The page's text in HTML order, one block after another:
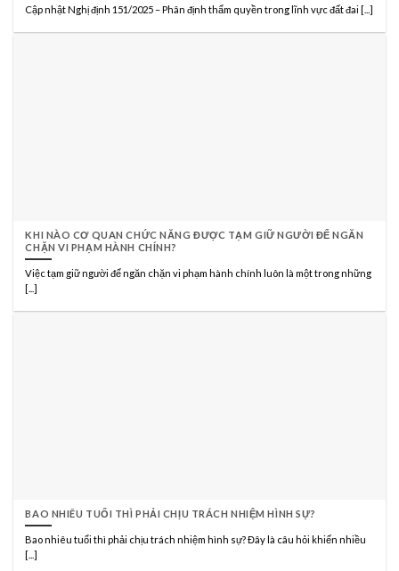
Cập nhật Nghị định 151/2025 – Phân định thẩm quyền trong lĩnh vực đất đai [...]
KHI NÀO CƠ QUAN CHỨC NĂNG ĐƯỢC TẠM GIỮ NGƯỜI ĐỂ NGĂN
CHẶN VI PHẠM HÀNH CHÍNH?
Việc tạm giữ người để ngăn chặn vi phạm hành chính luôn là một trong những
[...]
BAO NHIÊU TUỔI THÌ PHẢI CHỊU TRÁCH NHIỆM HÌNH SỰ?
Bao nhiêu tuổi thì phải chịu trách nhiệm hình sự? Đây là câu hỏi khiến nhiều
[...]